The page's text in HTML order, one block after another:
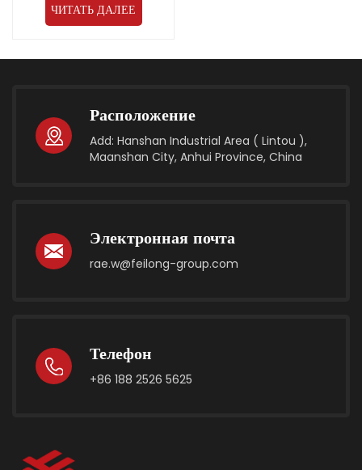
ЧИТАТЬ ДАЛЕЕ
Расположение
Add: Hanshan Industrial Area ( Lintou ),
Maanshan City, Anhui Province, China
Электронная почта
rae.w@feilong-group.com
Телефон
+86 188 2526 5625